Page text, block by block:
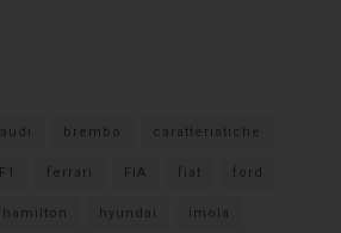
audi brembo caratteristiche
F1 ferrari FIA fiat ford
hamilton hyundai imola